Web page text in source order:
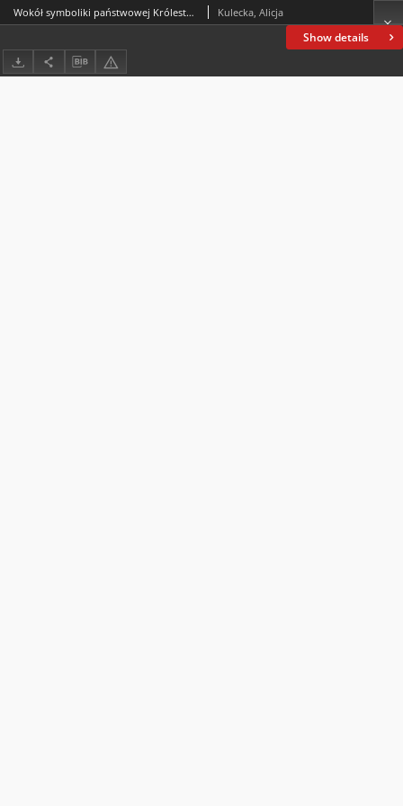
Show details
Wokół symboliki państwowej Królestwa Polskiego.Ikonografia i pismo ozdobne w dokumentach urzędowychokresu konstytucyjnego oraz innych źródłach (1815–1830) Kulecka, Alicja